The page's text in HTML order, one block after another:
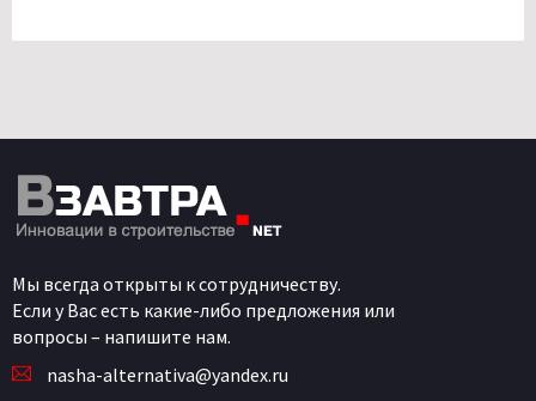
Мы всегда открыты к сотрудничеству.
Если у Вас есть какие-либо предложения или
вопросы – напишите нам.
nasha-alternativa@yandex.ru